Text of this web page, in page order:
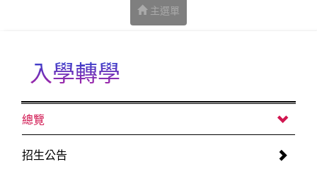
主選單
入學轉學
總覽
招生公告